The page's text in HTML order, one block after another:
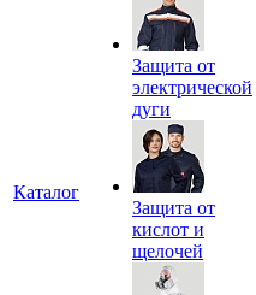
Каталог
Защита от
электрической
дуги
Защита от
кислот и
щелочей